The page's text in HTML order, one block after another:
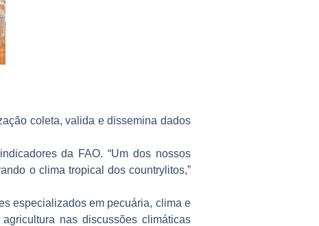
coleta, valida e dissemina dados
da FAO. “Um dos nossos
o clima tropical dos countrylitos,”
especializados em pecuária, clima e
nas discussões climáticas